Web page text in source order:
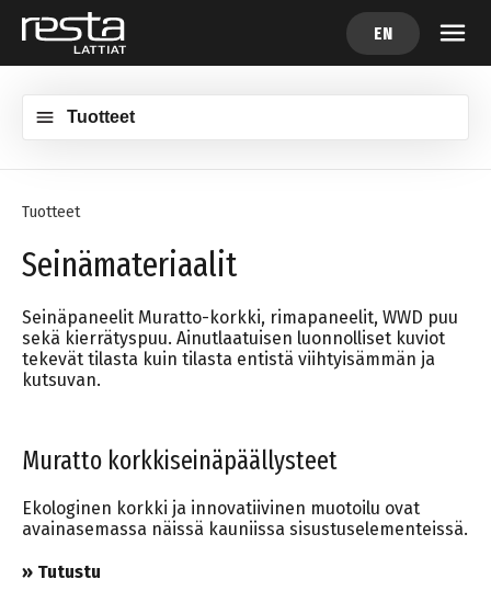
EN
Tuotteet
Tuotteet
Seinämateriaalit
Seinäpaneelit Muratto-korkki, rimapaneelit, WWD puu
sekä kierrätyspuu. Ainutlaatuisen luonnolliset kuviot
tekevät tilasta kuin tilasta entistä viihtyisämmän ja
kutsuvan.
Muratto korkkiseinäpäällysteet
Ekologinen korkki ja innovatiivinen muotoilu ovat
avainasemassa näissä kauniissa sisustuselementeissä.
» Tutustu